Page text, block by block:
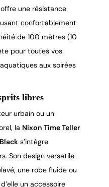
une résistance
confortablement
de 100 mètres (10
pour toutes vos
aux soirées
libres
urbain ou un
la Nixon Time Teller
s’intègre
Son design versatile
une robe fluide ou
un accessoire